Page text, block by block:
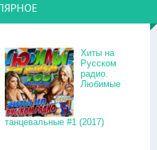
Хиты на
Русском
радио.
Любимые
танцевальные #1 (2017)